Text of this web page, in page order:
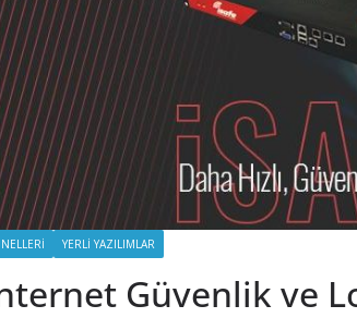
YERLI YAZILIMLAR
Güvenlik ve